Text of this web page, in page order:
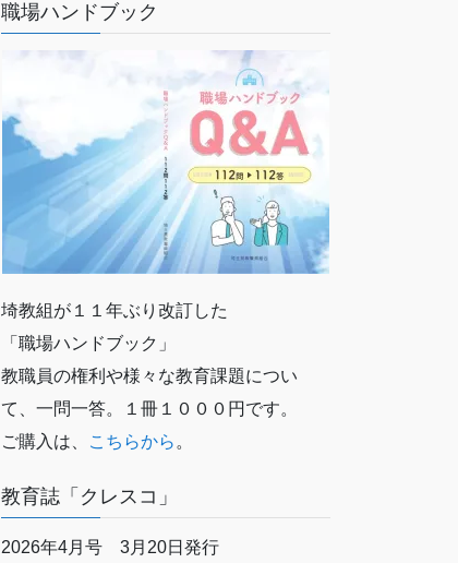
職場ハンドブック
埼教組が１１年ぶり改訂した
「職場ハンドブック」
教職員の権利や様々な教育課題につい
て、一問一答。１冊１０００円です。
ご購入は、
こちらから 。
教育誌「クレスコ」
2026年4月号 3月20日発行